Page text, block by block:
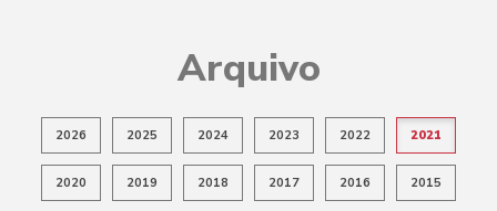
Arquivo
2026 2025 2024 2023 2022 2021
2020 2019 2018 2017 2016 2015